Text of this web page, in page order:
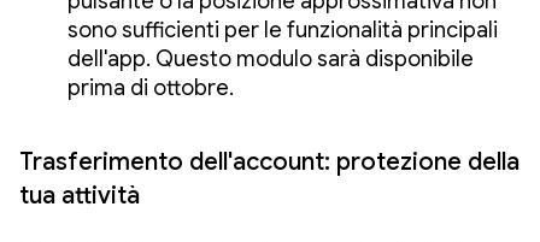
sono sufficienti per le funzionalità principali
dell'app. Questo modulo sarà disponibile
prima di ottobre.
Trasferimento dell'account: protezione della
tua attività